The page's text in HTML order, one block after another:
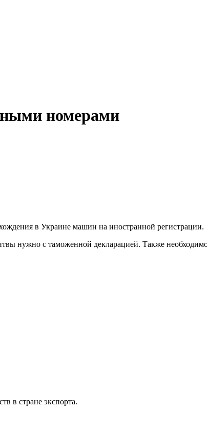
номерами
в Украине машин на иностранной регистрации.
нужно с таможенной декларацией. Также
в стране экспорта.